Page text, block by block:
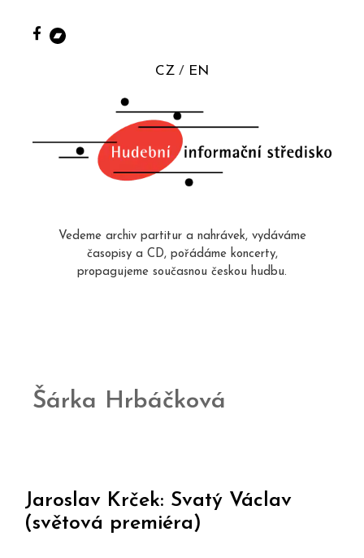
CZ EN
Vedeme archiv partitur a nahrávek, vydáváme
časopisy a CD, pořádáme koncerty,
propagujeme současnou českou hudbu.
Šárka Hrbáčková
Jaroslav Krček: Svatý Václav
(světová premiéra)